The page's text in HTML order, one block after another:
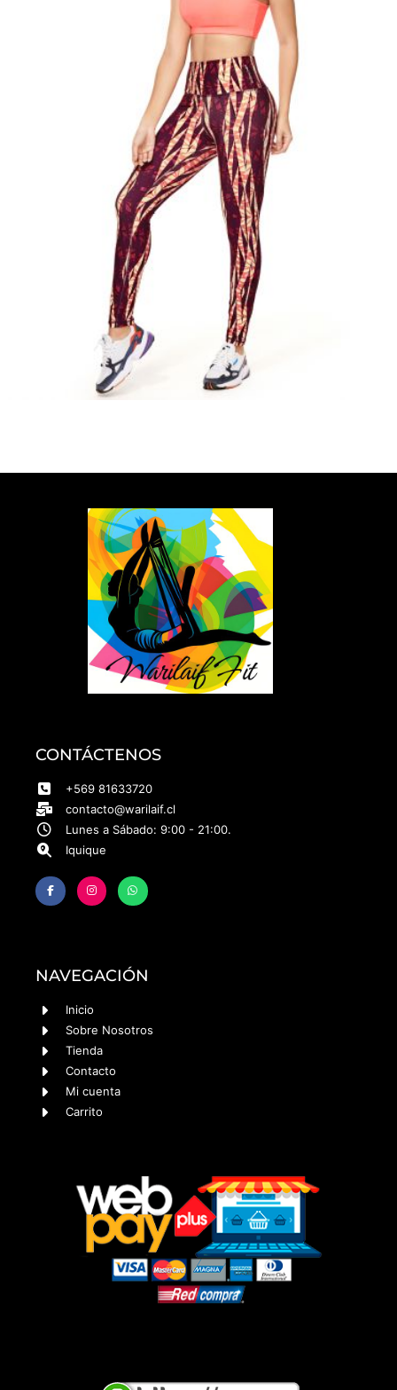
CONTÁCTENOS
+569 81633720
contacto@warilaif.cl
Lunes a Sábado: 9:00 - 21:00.
Iquique
NAVEGACIÓN
Inicio
Sobre Nosotros
Tienda
Contacto
Mi cuenta
Carrito